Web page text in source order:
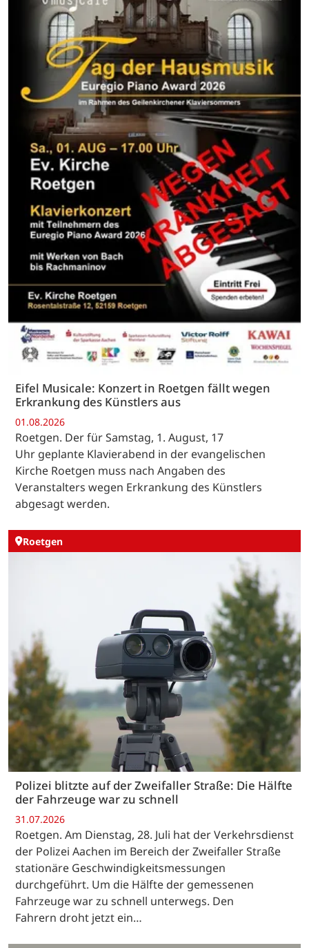
Eifel Musicale: Konzert in Roetgen fällt wegen
Erkrankung des Künstlers aus
01.08.2026
Roetgen. Der für Samstag, 1. August, 17
Uhr geplante Klavierabend in der evangelischen
Kirche Roetgen muss nach Angaben des
Veranstalters wegen Erkrankung des Künstlers
abgesagt werden.
Roetgen
Polizei blitzte auf der Zweifaller Straße: Die Hälfte
der Fahrzeuge war zu schnell
31.07.2026
Roetgen. Am Dienstag, 28. Juli hat der Verkehrsdienst
der Polizei Aachen im Bereich der Zweifaller Straße
stationäre Geschwindigkeitsmessungen
durchgeführt. Um die Hälfte der gemessenen
Fahrzeuge war zu schnell unterwegs. Den
Fahrern droht jetzt ein…